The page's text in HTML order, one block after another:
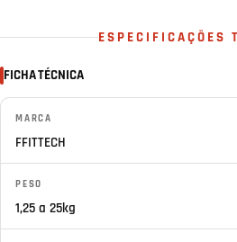
ESPECIFICAÇÕES
FICHA TÉCNICA
MARCA
FFITTECH
PESO
1,25 a 25kg